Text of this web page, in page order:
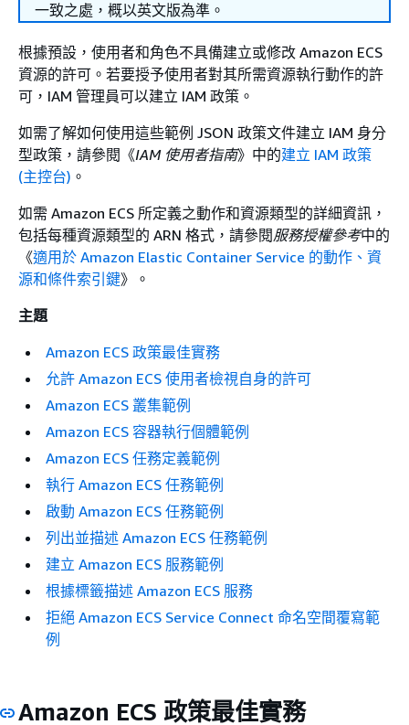
一致之處，概以英文版為準。
根據預設，使用者和角色不具備建立或修改 Amazon ECS
資源的許可。若要授予使用者對其所需資源執行動作的許
可，IAM 管理員可以建立 IAM 政策。
如需了解如何使用這些範例 JSON 政策文件建立 IAM 身分
型政策，請參閱《IAM 使用者指南》中的建立 IAM 政策
(主控台) 。
如需 Amazon ECS 所定義之動作和資源類型的詳細資訊，
包括每種資源類型的 ARN 格式，請參閱服務授權參考中的
《適用於 Amazon Elastic Container Service 的動作、資
源和條件索引鍵》。
主題
Amazon ECS 政策最佳實務
允許 Amazon ECS 使用者檢視自身的許可
Amazon ECS 叢集範例
Amazon ECS 容器執行個體範例
Amazon ECS 任務定義範例
執行 Amazon ECS 任務範例
啟動 Amazon ECS 任務範例
列出並描述 Amazon ECS 任務範例
建立 Amazon ECS 服務範例
根據標籤描述 Amazon ECS 服務
拒絕 Amazon ECS Service Connect 命名空間覆寫範
例
Amazon ECS 政策最佳實務